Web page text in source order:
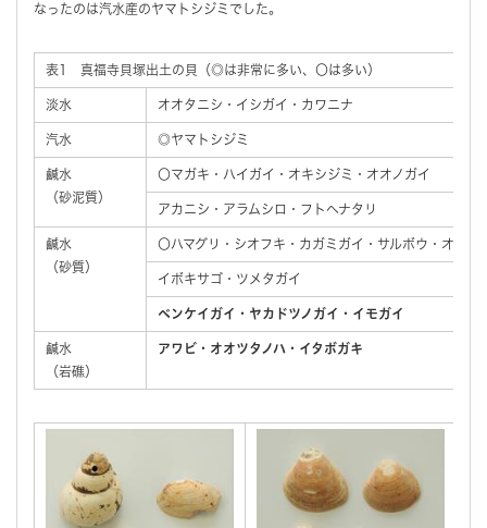
なったのは汽水産のヤマトシジミでした。
表1 真福寺貝塚出土の貝（◎は非常に多い、〇は多い）
淡水 オオタニシ・イシガイ・カワニナ
汽水 ◎ヤマトシジミ
鹹水
（砂泥質）
〇マガキ・ハイガイ・オキシジミ・オオノガイ
アカニシ・アラムシロ・フトヘナタリ
鹹水
（砂質）
〇ハマグリ・シオフキ・カガミガイ・サルボウ・オキア
イボキサゴ・ツメタガイ
ベンケイガイ・ヤカドツノガイ・イモガイ
鹹水
（岩礁）
アワビ・オオツタノハ・イタボガキ